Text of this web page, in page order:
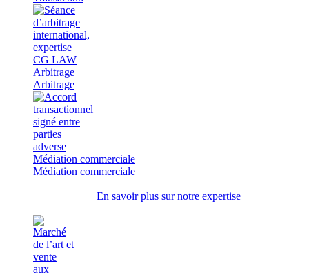
Arbitrage
Arbitrage
Médiation commerciale
Médiation commerciale
En savoir plus sur notre expertise